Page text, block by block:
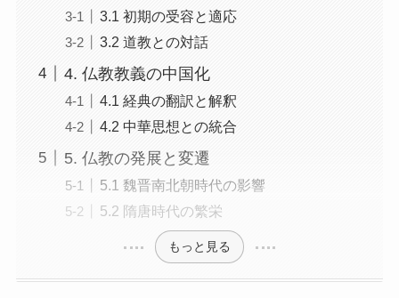
3.1 初期の受容と適応
3.2 道教との対話
4. 仏教教義の中国化
4.1 経典の翻訳と解釈
4.2 中華思想との統合
5. 仏教の発展と変遷
5.1 魏晋南北朝時代の影響
5.2 隋唐時代の繁栄
もっと見る